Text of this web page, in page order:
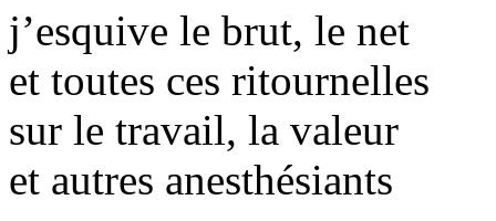
j’esquive le brut, le net
et toutes ces ritournelles
sur le travail, la valeur
et autres anesthésiants